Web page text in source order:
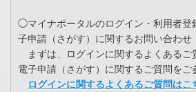
◯マイナポータルのログイン・利用者登
子申請（さがす）に関するお問い合わせ
まずは、ログインに関するよくあるご
電子申請（さがす）に関するご質問をご
ログインに関するよくあるご質問はこ